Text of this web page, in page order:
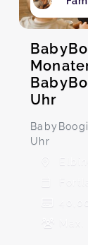
Uhr
Uhr
Max.